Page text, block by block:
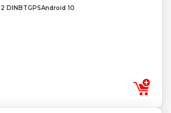
2 DIN BTGPSAndroid 10